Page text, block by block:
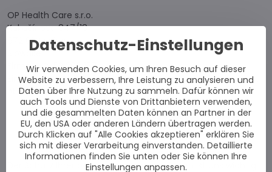
OP Health Care s.r.o.
Kukučínova 847/18
972 01 Bojnice
Slowakei
Firmen-ID: 52 206 157
Eingetragen im Handelsregister des Bezirksgerichts Trenčín,
Abschnitt: S.r.o., Aktenzeichen: 37748/R
Datenschutz-Bestimmungen
Datenschutzerklärung
Der Schutz Ihrer personenbezogenen Daten ist uns wichtig.
Datenschutz-Einstellungen
Wir verwenden Cookies, um Ihren Besuch auf dieser
Website zu verbessern, Ihre Leistung zu analysieren und
Daten über Ihre Nutzung zu sammeln. Dafür können wir
auch Tools und Dienste von Drittanbietern verwenden,
und die gesammelten Daten können an Partner in der
EU, den USA oder anderen Ländern übertragen werden.
Durch Klicken auf "Alle Cookies akzeptieren" erklären Sie
sich mit dieser Verarbeitung einverstanden. Detaillierte
Informationen finden Sie unten oder Sie können Ihre
Einstellungen anpassen.